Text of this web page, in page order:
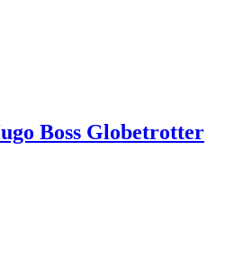
Boss Globetrotter